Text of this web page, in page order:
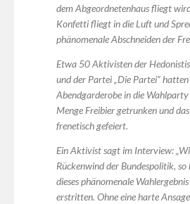
dem Abgeordnetenhaus fliegt
Konfetti fliegt in die Luft und
phänomenale Abschneiden der
Etwa 50 Aktivisten der
und der Partei „Die Partei“ hatten
Abendgarderobe in die Wahlparty
Menge Freibier getrunken und
frenetisch gefeiert.
Ein Aktivist sagt im Interview:
Rückenwind der Bundespolitik,
dieses phänomenale
erstritten. Ohne eine harte